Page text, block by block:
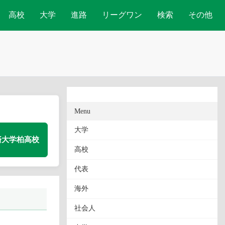
高校 大学 進路 リーグワン 検索 その他
学柏高校
Menu
大学
高校
代表
海外
社会人